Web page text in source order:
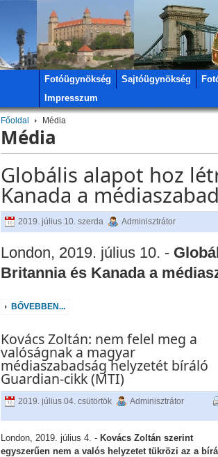
Fotóügynökség Sajtóügynökség
Impresszum
Főoldal Média
Média
Globális alapot hoz
Kanada a
2019. július 10. szerda Adminisztrátor
London, 2019. július 10. -
Britannia és Kanada a
BŐVEBBEN...
Kovács Zoltán: nem felel meg a
valóságnak a magyar
médiaszabadság helyzetét bíráló
Guardian-cikk (MTI)
2019. július 04. csütörtök Adminisztrátor
London, 2019. július 4. - Kovács Zoltán szerint
egyszerűen nem a valós helyzetet tükrözi az a